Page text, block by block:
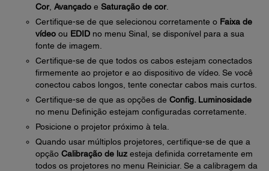
Cor, Avançado e Saturação de cor.
Certifique-se de que selecionou corretamente o Faixa de
vídeo ou EDID no menu Sinal, se disponível para a sua
fonte de imagem.
Certifique-se de que todos os cabos estejam conectados
firmemente ao projetor e ao dispositivo de vídeo. Se você
conectou cabos longos, tente conectar cabos mais curtos.
Certifique-se de que as opções de Config. Luminosidade
no menu Definição estejam configuradas corretamente.
Posicione o projetor próximo à tela.
Quando usar múltiplos projetores, certifique-se de que a
opção Calibração de luz esteja definida corretamente em
todos os projetores no menu Reiniciar. Se a calibragem da